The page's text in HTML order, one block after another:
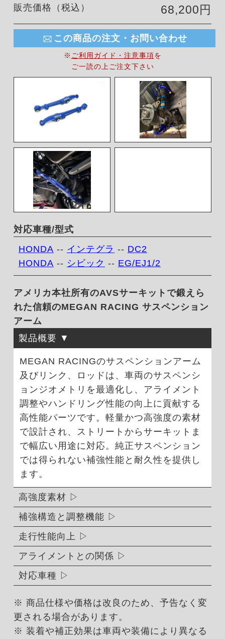
販売価格（税込） 68,200円
この商品の注文・お問い合わせ
※ ご利用ガイド・注意事項を
ご一読の上ご注文下さい
対応車種/型式
HONDA -- インテグラ -- DC2
HONDA -- シビック -- EG/EJ1/2
アメリカ本社所有のAVSサーキットで鍛えら
れた信頼のMEGAN RACING サスペンション
アーム
製品概要
MEGAN RACINGのサスペンションアーム
及びリンク、ロッドは、車両のサスペンシ
ョンジオメトリを最適化し、アライメント
調整やハンドリング性能の向上に貢献する
高性能パーツです。軽量かつ高強度の素材
で設計され、ストリートからサーキットま
で幅広い用途に対応。純正サスペンション
では得られない補強性能と耐久性を提供し
ます。
高強度素材
補強構造と調整機能
走行性能向上
アライメントとの関係
対応車種
※ 商品仕様や価格は改良のため、予告なく変
更される場合があります。
※ 装着や補正効果は車両や装備により異なる